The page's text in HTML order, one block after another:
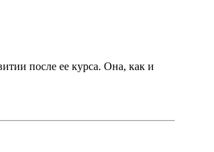
после ее курса. Она, как и